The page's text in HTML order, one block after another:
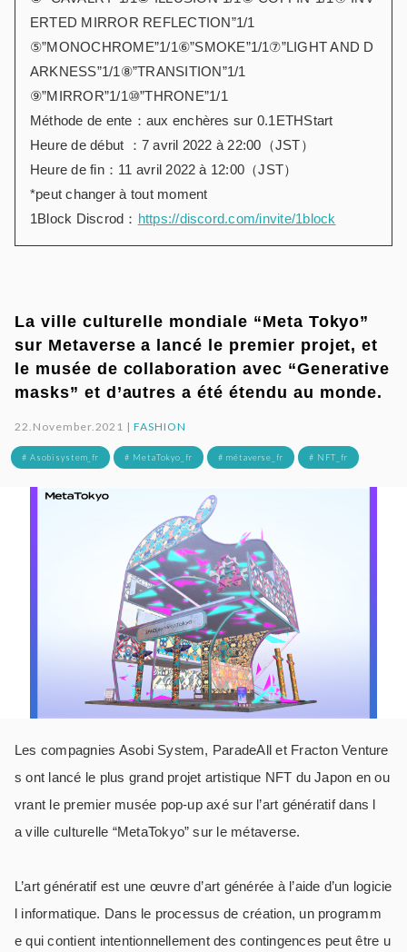
ERTED MIRROR REFLECTION”1/1
⑤”MONOCHROME”1/1⑥”SMOKE”1/1⑦”LIGHT AND D
ARKNESS”1/1⑧”TRANSITION”1/1
⑨”MIRROR”1/1⑩”THRONE”1/1
Méthode de ente：aux enchères sur 0.1ETHStart
Heure de début ：7 avril 2022 à 22:00（JST）
Heure de fin：11 avril 2022 à 12:00（JST）
*peut changer à tout moment
1Block Discrod： https://discord.com/invite/1block
La ville culturelle mondiale “Meta Tokyo”
sur Metaverse a lancé le premier projet, et
le musée de collaboration avec “Generative
masks” et d’autres a été étendu au monde.
22.November.2021 |FASHION
# Asobisystem_fr # MetaTokyo_fr # métaverse_fr # NFT_fr
Les compagnies AsobiSystem, ParadeAll et FractonVenture
sont lancé le plus grand projet artistique NFT du Japon en ou
vrant le premier musée pop-up axésur l’art génératifdans l
aville culturelle “MetaTokyo” sur le métaverse.
L’art génératif est une œuvre d’art générée à l’aide d’un logicie
l informatique. Dans le processus de création, un programm
e qui contient intentionnellement des contingences peut être u